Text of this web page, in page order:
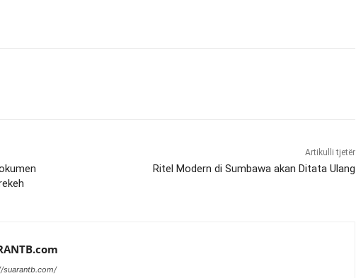
Artikulli tjetër
Ritel Modern di Sumbawa akan Ditata Ulang